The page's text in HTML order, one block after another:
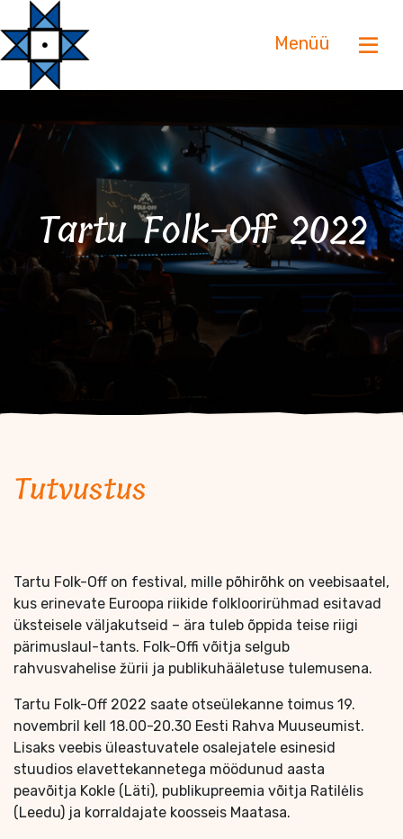
Menüü
Tartu Folk-Off 2022
Tutvustus
Tartu Folk-Off on festival, mille põhirõhk on veebisaatel,
kus erinevate Euroopa riikide folkloorirühmad esitavad
üksteisele väljakutseid – ära tuleb õppida teise riigi
pärimuslaul-tants. Folk-Offi võitja selgub
rahvusvahelise žürii ja publikuhääletuse tulemusena.
Tartu Folk-Off 2022 saate otseülekanne toimus 19.
novembril kell 18.00-20.30 Eesti Rahva Muuseumist.
Lisaks veebis üleastuvatele osalejatele esinesid
stuudios elavettekannetega möödunud aasta
peavõitja Kokle (Läti), publikupreemia võitja Ratilėlis
(Leedu) ja korraldajate koosseis Maatasa.